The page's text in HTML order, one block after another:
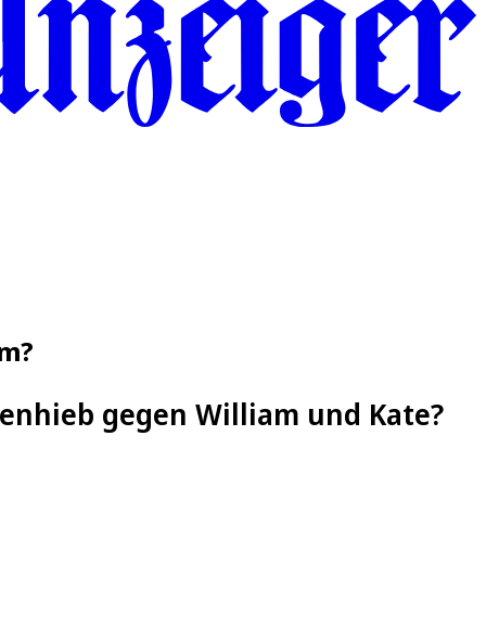
gegen William und Kate?